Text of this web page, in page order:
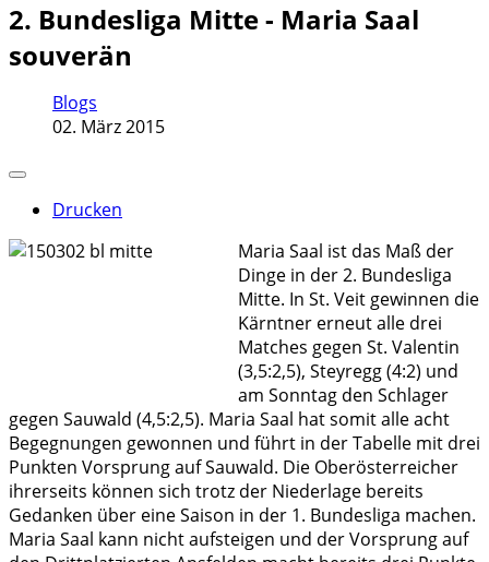
2. Bundesliga Mitte - Maria Saal
souverän
Blogs
02. März 2015
Drucken
Maria Saal ist das Maß der
Dinge in der 2. Bundesliga
Mitte. In St. Veit gewinnen die
Kärntner erneut alle drei
Matches gegen St. Valentin
(3,5:2,5), Steyregg (4:2) und
am Sonntag den Schlager
gegen Sauwald (4,5:2,5). Maria Saal hat somit alle acht
Begegnungen gewonnen und führt in der Tabelle mit drei
Punkten Vorsprung auf Sauwald. Die Oberösterreicher
ihrerseits können sich trotz der Niederlage bereits
Gedanken über eine Saison in der 1. Bundesliga machen.
Maria Saal kann nicht aufsteigen und der Vorsprung auf